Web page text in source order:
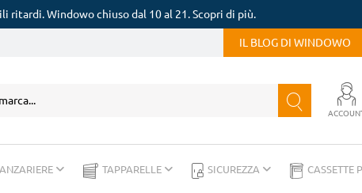
ritardi. Windowo chiuso dal 10 al 21. Scopri di più.
IL BLOG DI WINDOWO
TAPPARELLE SICUREZZA CASSETTE